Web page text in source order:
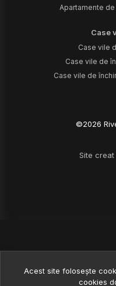
Apartamente
Case
Case vile
Case vile de
Case vile de
©2026
Site creat
Acest site folosește
cookies